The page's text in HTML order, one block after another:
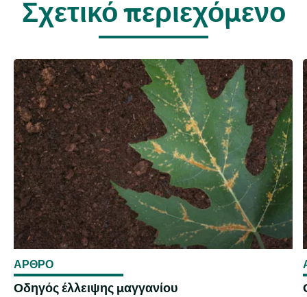
Σχετικό περιεχόμενο
ΑΡΘΡΟ
Οδηγός έλλειψης μαγγανίου